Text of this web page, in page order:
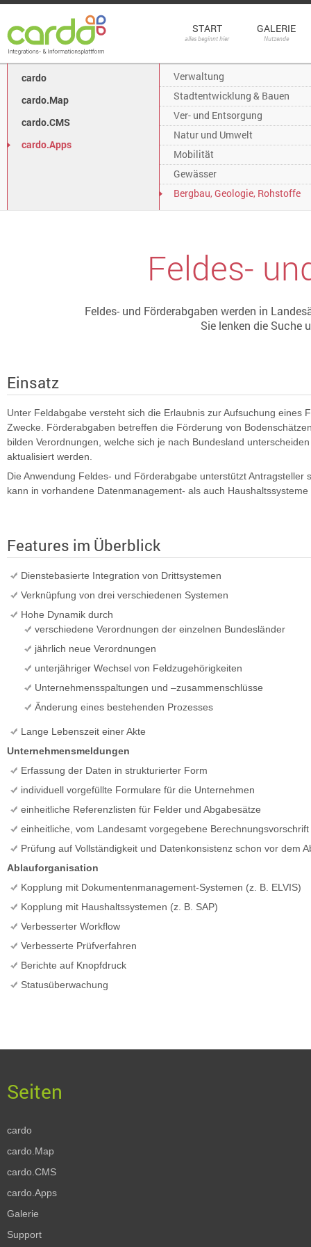
START
alles beginnt hier
GALERIE
Nutzende
cardo
cardo.Map
cardo.CMS
cardo.Apps
Verwaltung
Stadtentwicklung & Bauen
Ver- und Entsorgung
Natur und Umwelt
Mobilität
Gewässer
Bergbau, Geologie, Rohstoffe
Feldes-
Feldes- und Förderabgaben werden in
Sie lenken die Suche
Einsatz
Unter Feldabgabe versteht sich die Erlaubnis zur Aufsuchung eines
Zwecke. Förderabgaben betreffen die Förderung von
bilden Verordnungen, welche sich je nach Bundesland
aktualisiert werden.
Die Anwendung Feldes- und Förderabgabe unterstützt Antragsteller
kann in vorhandene Datenmanagement- als auch
Features im Überblick
Dienstebasierte Integration von Drittsystemen
Verknüpfung von drei verschiedenen Systemen
Hohe Dynamik durch
verschiedene Verordnungen der einzelnen Bundesländer
jährlich neue Verordnungen
unterjähriger Wechsel von Feldzugehörigkeiten
Unternehmensspaltungen und –zusammenschlüsse
Änderung eines bestehenden Prozesses
Lange Lebenszeit einer Akte
Unternehmensmeldungen
Erfassung der Daten in strukturierter Form
individuell vorgefüllte Formulare für die Unternehmen
einheitliche Referenzlisten für Felder und Abgabesätze
einheitliche, vom Landesamt vorgegebene
Prüfung auf Vollständigkeit und Datenkonsistenz schon vor dem
Ablauforganisation
Kopplung mit Dokumentenmanagement-Systemen (z. B. ELVIS)
Kopplung mit Haushaltssystemen (z. B. SAP)
Verbesserter Workflow
Verbesserte Prüfverfahren
Berichte auf Knopfdruck
Statusüberwachung
cardo
cardo.Map
cardo.CMS
cardo.Apps
Galerie
Support